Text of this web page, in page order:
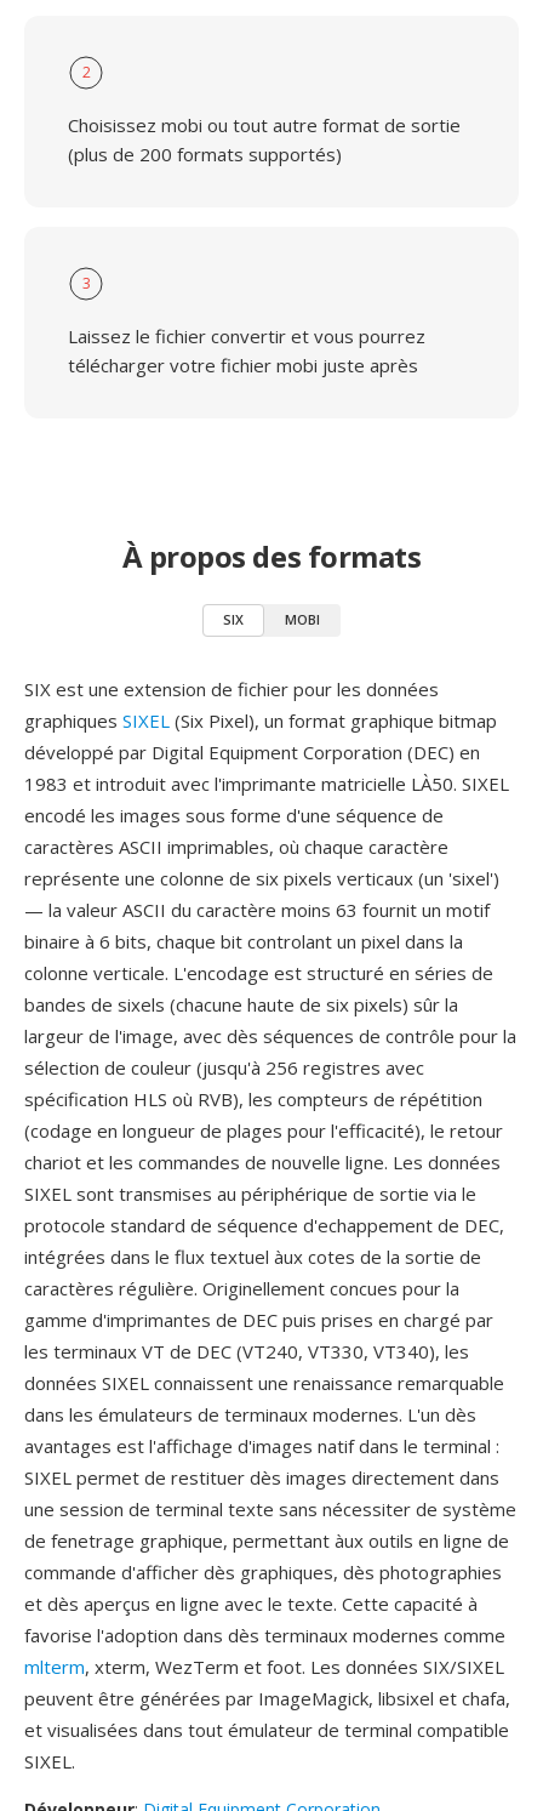
2
Choisissez mobi ou tout autre format de sortie
(plus de 200 formats supportés)
3
Laissez le fichier convertir et vous pourrez
télécharger votre fichier mobi juste après
À propos des formats
SIX MOBI
SIX est une extension de fichier pour les données
graphiques SIXEL (Six Pixel), un format graphique bitmap
développé par Digital Equipment Corporation (DEC) en
1983 et introduit avec l'imprimante matricielle LÀ50. SIXEL
encodé les images sous forme d'une séquence de
caractères ASCII imprimables, où chaque caractère
représente une colonne de six pixels verticaux (un 'sixel')
— la valeur ASCII du caractère moins 63 fournit un motif
binaire à 6 bits, chaque bit controlant un pixel dans la
colonne verticale. L'encodage est structuré en séries de
bandes de sixels (chacune haute de six pixels) sûr la
largeur de l'image, avec dès séquences de contrôle pour la
sélection de couleur (jusqu'à 256 registres avec
spécification HLS où RVB), les compteurs de répétition
(codage en longueur de plages pour l'efficacité), le retour
chariot et les commandes de nouvelle ligne. Les données
SIXEL sont transmises au périphérique de sortie via le
protocole standard de séquence d'echappement de DEC,
intégrées dans le flux textuel àux cotes de la sortie de
caractères régulière. Originellement concues pour la
gamme d'imprimantes de DEC puis prises en chargé par
les terminaux VT de DEC (VT240, VT330, VT340), les
données SIXEL connaissent une renaissance remarquable
dans les émulateurs de terminaux modernes. L'un dès
avantages est l'affichage d'images natif dans le terminal :
SIXEL permet de restituer dès images directement dans
une session de terminal texte sans nécessiter de système
de fenetrage graphique, permettant àux outils en ligne de
commande d'afficher dès graphiques, dès photographies
et dès aperçus en ligne avec le texte. Cette capacité à
favorise l'adoption dans dès terminaux modernes comme
mlterm, xterm, WezTerm et foot. Les données SIX/SIXEL
peuvent être générées par ImageMagick, libsixel et chafa,
et visualisées dans tout émulateur de terminal compatible
SIXEL.